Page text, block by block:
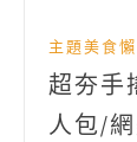
主題美食
超夯手
人包/